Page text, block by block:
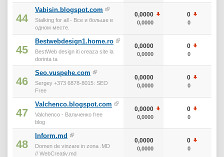
44
Vabisin.blogspot.com
Stalking for all - Все и больше в
одном месте.
0,0000
0,0000
0
0
45
Bestwebdesign1.home.ro
BestWeb design iti creaza site la
dorinta ta
0,0000
0,0000
0
0
46
Seo.vuspehe.com
Sergey +373 6878-8015: SEO
Free
0,0000
0,0000
0
0
47
Valchenco.blogspot.com
Valchenco - Вальченко free
blog
0,0000
0,0000
0
0
48
Inform.md
Domen de vinzare in zona .MD
// WebCreativ.md
0,0000
0,0000
0
0